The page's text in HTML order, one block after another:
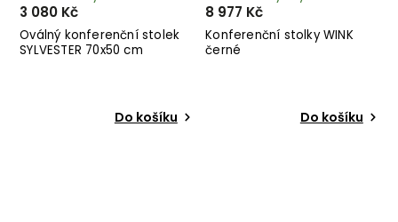
Oválný konferenční stolek
SYLVESTER 70x50 cm
3 080 Kč
Do košíku
Konferenční stolky WINK
černé
8 977 Kč
Do košíku